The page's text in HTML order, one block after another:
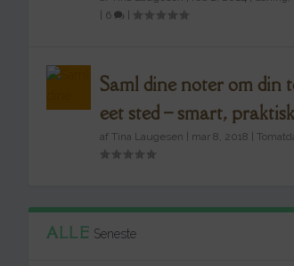
The Dwarf Tomato Project
6
Saml dine noter om din
eet sted – smart,
af Tina Laugesen mar 8, 2018
ALLE Seneste